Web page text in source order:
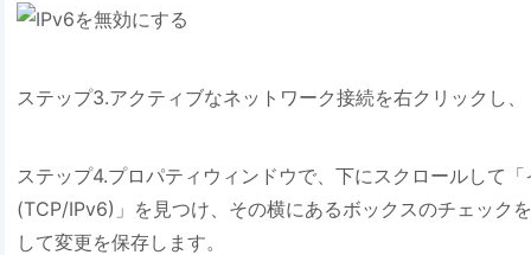
ステップ3.アクティブなネットワーク接続を右クリックし
ステップ4.プロパティウィンドウで、下にスクロールして
(TCP/IPv6)」を見つけ、その横にあるボックスのチェック
して変更を保存します。